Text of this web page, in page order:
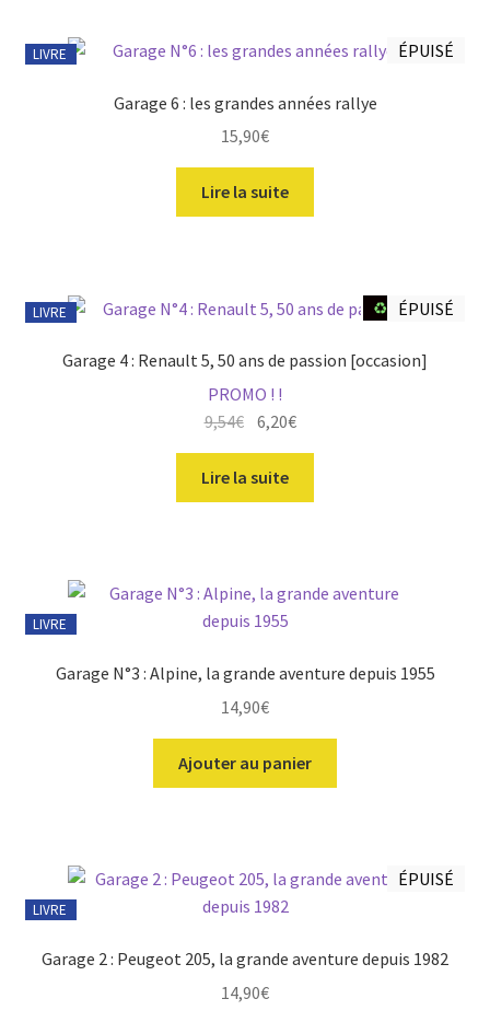
LIVRE ÉPUISÉ
Garage 6 : les grandes années rallye
15,90€
Lire la suite
♻️ Occasion
LIVRE ÉPUISÉ
Garage 4 : Renault 5, 50 ans de passion [occasion]
PROMO ! !
Le
prix
initial
était :
9,54€Le
prix
actuel
est :
6,20€
Lire la suite
LIVRE
Garage N°3 : Alpine, la grande aventure depuis 1955
14,90€
Ajouter au panier
LIVRE
ÉPUISÉ
Garage 2 : Peugeot 205, la grande aventure depuis 1982
14,90€